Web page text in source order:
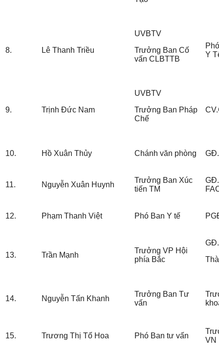
8. Lê Thanh Triều
UVBTV
Trưởng Ban Cố
vấn CLBTTB
Y
9. Trịnh Đức Nam
UVBTV
Trưởng Ban Pháp
Chế
10. Hồ Xuân Thủy Chánh văn phòng
11. Nguyễn Xuân Huynh
Trưởng Ban Xúc
tiến TM
12. Phạm Thanh Việt Phó Ban Y tế
13. Trần Mạnh
Trưởng VP Hội
phía Bắc
14. Nguyễn Tấn Khanh
Trưởng Ban Tư
vấn
15. Trương Thị Tố Hoa Phó Ban tư vấn
VN